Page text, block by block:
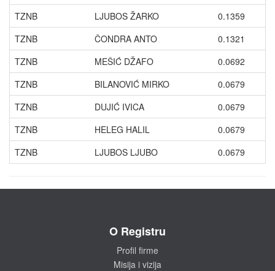
TZNB
LJUBOS ŽARKO
0.1359
TZNB
ČONDRA ANTO
0.1321
TZNB
MEŠIĆ DŽAFO
0.0692
TZNB
BILANOVIĆ MIRKO
0.0679
TZNB
DUJIĆ IVICA
0.0679
TZNB
HELEG HALIL
0.0679
TZNB
LJUBOS LJUBO 0.0679
O Registru
Profil firme
Misija i vizija